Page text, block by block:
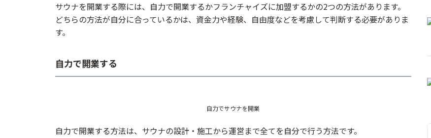
サウナを開業する際には、自力で開業するかフランチャイズに加盟するかの2つの方法があります。
どちらの方法が自分に合っているかは、資金力や経験、自由度などを考慮して判断する必要がありま
す。
自力で開業する
自力でサウナを開業
自力で開業する方法は、サウナの設計・施工から運営まで全てを自分で行う方法です。